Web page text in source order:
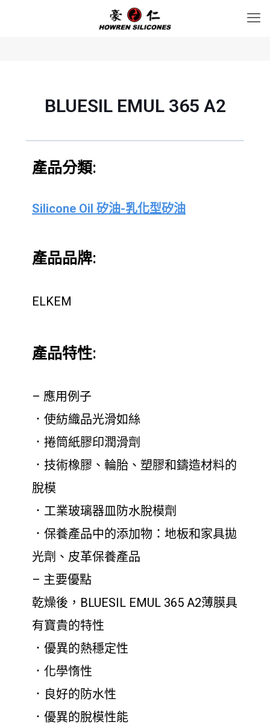
BLUESIL EMUL 365 A2
產品分類:
Silicone Oil 矽油-乳化型矽油
產品品牌:
ELKEM
產品特性:
– 應用例子
．使紡織品光滑如絲
．捲筒紙膠印潤滑劑
．技術橡膠、輪胎、塑膠和鑄造材料的
脫模
．工業玻璃器皿防水脫模劑
．保養產品中的添加物：地板和家具拋
光劑、皮革保養產品
– 主要優點
乾燥後，BLUESIL EMUL 365 A2薄膜具
有寶貴的特性
．優異的熱穩定性
．化學惰性
．良好的防水性
．優異的脫模性能